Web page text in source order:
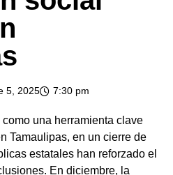
5, 2025 7:30 pm
una herramienta clave
Tamaulipas, en un cierre de
estatales han reforzado el
En diciembre, la